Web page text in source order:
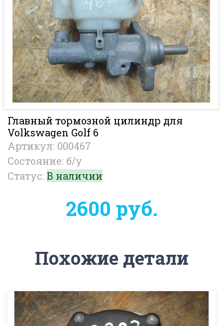
Главный тормозной цилиндр для
Volkswagen Golf 6
Артикул: 000467
Состояние: б/у
Статус: В наличии
2600 руб.
Похожие детали